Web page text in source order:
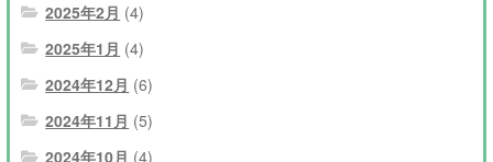
2025年2月 (4)
2025年1月 (4)
2024年12月 (6)
2024年11月 (5)
2024年10月 (4)